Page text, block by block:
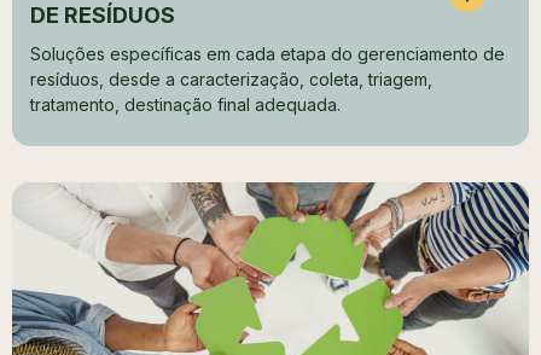
DE RESÍDUOS
Soluções específicas em cada etapa do gerenciamento de
resíduos, desde a caracterização, coleta, triagem,
tratamento, destinação final adequada.